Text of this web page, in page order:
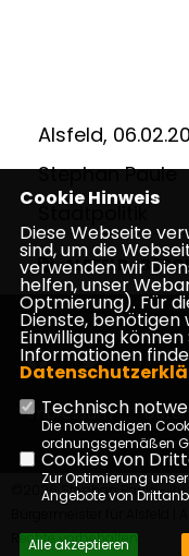
Alsfeld,
Stephan Paule
Stadtpolitik
ALSFELD,
Impressum
©2026 Stephan Paule - Ihr
Rechte vorbehalten.
Cookie Hinweis
Diese Webseite
sind, um die
verwenden wir
helfen, unser
Optmierung). Für
Dienste, benötigen
Einwilligung
Informationen
Technisch
Die notwendigen
ordnungsgemäßen
Cookies von
Zur Optimierung
Angebote von
Alle akzeptieren